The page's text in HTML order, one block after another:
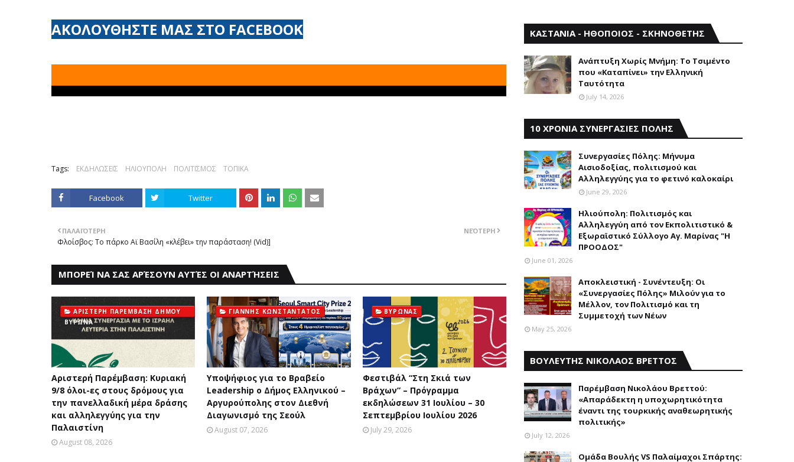
ΑΚΟΛΟΥΘΗΣΤΕ ΜΑΣ ΣΤΟ FACEBOOK
Tags: ΕΚΔΗΛΩΣΕΙΣ ΗΛΙΟΥΠΟΛΗ ΠΟΛΙΤΙΣΜΟΣ ΤΟΠΙΚΑ
Facebook Twitter
ΝΕΌΤΕΡΗ
ΠΑΛΑΙΌΤΕΡΗ
Φλοίσβος: Το πάρκο Αϊ Βασίλη «κλέβει» την παράσταση! (Vid)]
ΜΠΟΡΕΊ ΝΑ ΣΑΣ ΑΡΈΣΟΥΝ ΑΥΤΈΣ ΟΙ ΑΝΑΡΤΉΣΕΙΣ
ΑΡΙΣΤΕΡΗ ΠΑΡΕΜΒΑΣΗ ΔΗΜΟΥ
ΒΥΡΩΝΑ
Αριστερή Παρέμβαση: Κυριακή
9/8 όλοι-ες στους δρόμους για
την πανελλαδική μέρα δράσης
και αλληλεγγύης για την
Παλαιστίνη
August 08, 2026
ΓΙΑΝΝΗΣ ΚΩΝΣΤΑΝΤΑΤΟΣ
Yποψήφιος για το Bραβείο
Leadership ο Δήμος Ελληνικού –
Αργυρούπολης στον Διεθνή
Διαγωνισμό της Σεούλ
August 07, 2026
ΒΥΡΩΝΑΣ
Φεστιβάλ “Στη Σκιά των
Βράχων” – Πρόγραμμα
εκδηλώσεων 31 Ιουλίου – 30
Σεπτεμβρίου Ιουλίου 2026
July 29, 2026
ΚΑΣΤΑΝΙΑ - ΗΘΟΠΟΙΟΣ - ΣΚΗΝΟΘΕΤΗΣ
Aνάπτυξη Xωρίς Mνήμη: Το Τσιμέντο
που «Καταπίνει» την Ελληνική
Ταυτότητα
July 14, 2026
10 ΧΡΟΝΙΑ ΣΥΝΕΡΓΑΣΙΕΣ ΠΟΛΗΣ
Συνεργασίες Πόλης: Mήνυμα
Aισιοδοξίας, πολιτισμού και
Aλληλεγγύης για το φετινό καλοκαίρι
June 29, 2026
Ηλιούπολη: Πολιτισμός και
Aλληλεγγύη από τον Εκπολιτιστικό &
Εξωραϊστικό Σύλλογο Αγ. Μαρίνας "Η
ΠΡΟΟΔΟΣ"
June 01, 2026
Αποκλειστική - Συνέντευξη: Οι
«Συνεργασίες Πόλης» Μιλούν για το
Μέλλον, τον Πολιτισμό και τη
Συμμετοχή των Νέων
May 25, 2026
ΒΟΥΛΕΥΤΗΣ ΝΙΚΟΛΑΟΣ ΒΡΕΤΤΟΣ
Παρέμβαση Nικολάου Bρεττού:
«Aπαράδεκτη η υποχωρητικότητα
έναντι της τουρκικής αναθεωρητικής
πολιτικής»
July 12, 2026
Ομάδα Βουλής VS Παλαίμαχοι Σπάρτης: